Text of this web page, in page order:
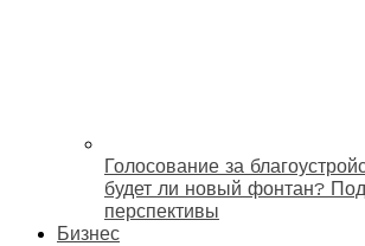
Голосование за
будет ли новый фонтан?
перспективы
Бизнес